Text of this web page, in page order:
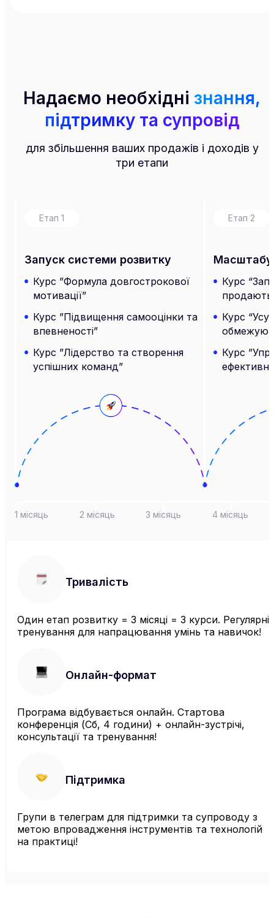
Надаємо необхідні знання,
підтримку та супровід
для збільшення ваших продажів і доходів у
три етапи
Етап 1
Запуск системи розвитку
Курс ”Формула довгострокової
мотивації”
Курс ”Підвищення самооцінки та
впевненості”
Курс ”Лідерство та створення
успішних команд”
Етап 2
Курс
Курс
Курс
1 місяць 2 місяць 3 місяць 4 місяць
Тривалість
Один етап розвитку = 3 місяці = 3 курси. Регулярні
тренування для напрацювання умінь та навичок!
Онлайн-формат
Програма відбувається онлайн. Стартова
конференція (Сб, 4 години) + онлайн-зустрічі,
консультації та тренування!
Підтримка
Групи в телеграм для підтримки та супроводу з
метою впровадження інструментів та технологій
на практиці!